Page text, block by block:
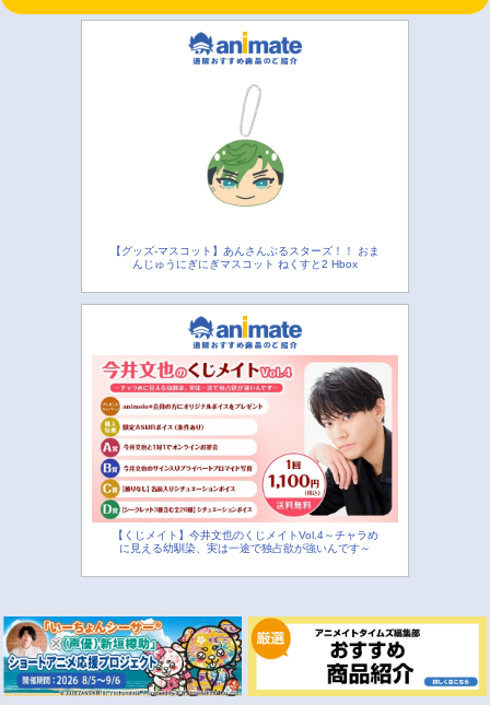
【グッズ-マスコット】あんさんぶるスターズ！！ おま
んじゅうにぎにぎマスコット ねくすと2 Hbox
【くじメイト】今井文也のくじメイトVol.4～チャラめ
に見える幼馴染、実は一途で独占欲が強いんです～